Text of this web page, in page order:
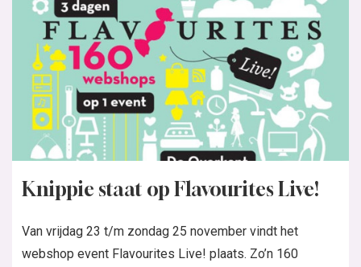
Knippie staat op Flavourites Live!
Van vrijdag 23 t/m zondag 25 november vindt het
webshop event Flavourites Live! plaats. Zo’n 160